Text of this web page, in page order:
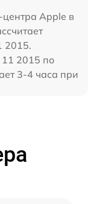
Apple в
2015.
11 2015 по
3-4 часа при